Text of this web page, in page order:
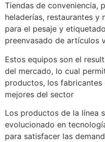
Tiendas de conveniencia,
heladerías, restaurantes y
para el pesaje y
preenvasado de artículos
Estos equipos son el
del mercado, lo cual
productos, los
mejores del sector
Los productos de la línea
evolucionado en
para satisfacer las